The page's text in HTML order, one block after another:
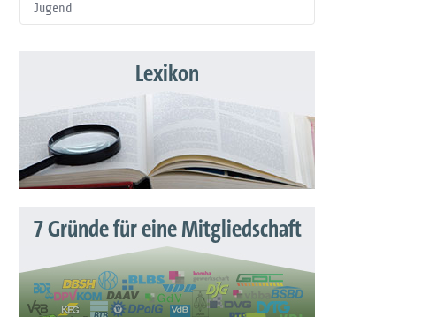
Jugend
Lexikon
7 Gründe für eine Mitgliedschaft